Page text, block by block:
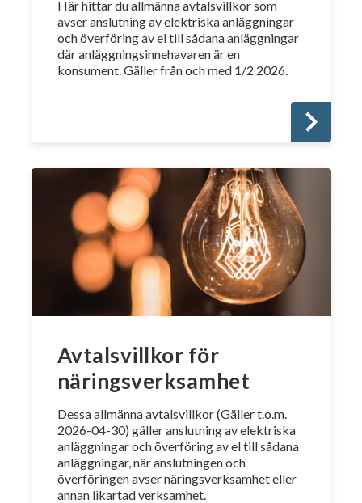
Här hittar du allmänna avtalsvillkor som
avser anslutning av elektriska anläggningar
och överföring av el till sådana anläggningar
där anläggningsinnehavaren är en
konsument. Gäller från och med 1/2 2026.
Avtalsvillkor för
näringsverksamhet
Dessa allmänna avtalsvillkor (Gäller t.o.m.
2026-04-30) gäller anslutning av elektriska
anläggningar och överföring av el till sådana
anläggningar, när anslutningen och
överföringen avser näringsverksamhet eller
annan likartad verksamhet.